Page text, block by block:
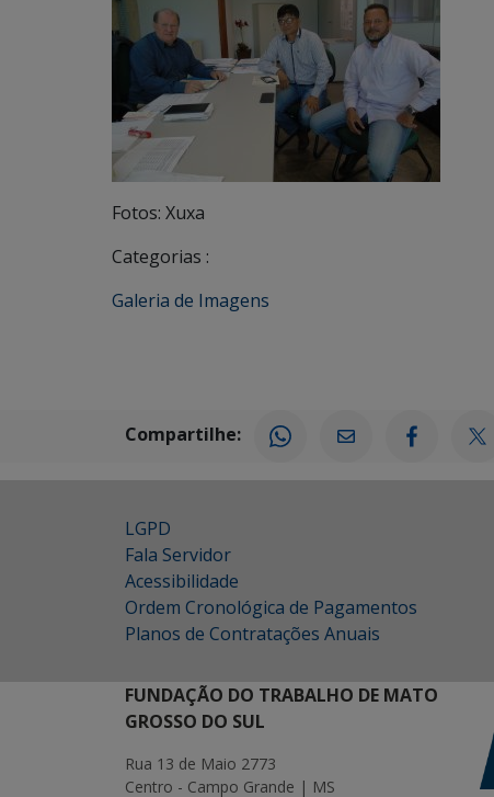
Fotos: Xuxa
Categorias :
Galeria de Imagens
Compartilhe:
LGPD
Fala Servidor
Acessibilidade
Ordem Cronológica de Pagamentos
Planos de Contratações Anuais
FUNDAÇÃO DO TRABALHO DE MATO
GROSSO DO SUL
Rua 13 de Maio 2773
Centro - Campo Grande | MS